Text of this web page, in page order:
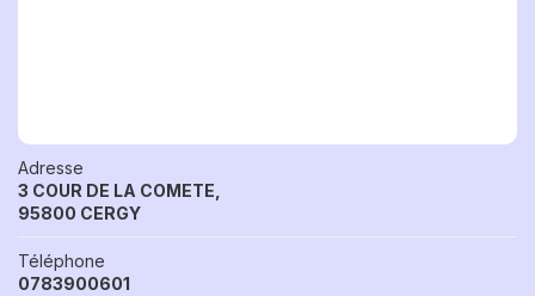
Adresse
3 COUR DE LA COMETE,
95800 CERGY
Téléphone
0783900601